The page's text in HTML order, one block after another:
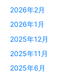
2026年2月
2026年1月
2025年12月
2025年11月
2025年6月